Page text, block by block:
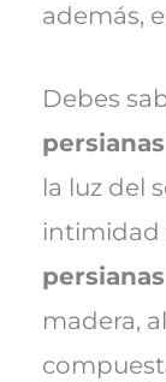
además,
Debes
la luz del
intimidad
madera,